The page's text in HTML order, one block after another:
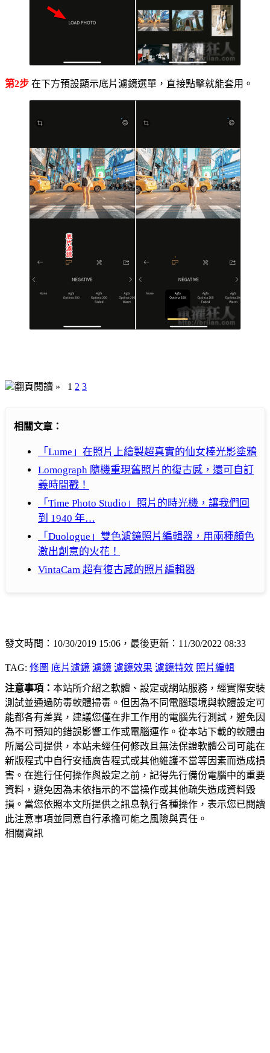
第2步 在下方預設顯示底片濾鏡選單，直接點擊就能套用。
翻頁閱讀 » 1 2 3
相關文章：
「Lume」在照片上繪製超真實的仙女棒光影塗鴉
Lomograph 隨機重現舊照片的復古感，還可自訂
義時間戳！
「Time Photo Studio」照片的時光機，讓我們回
到 1940 年…
「Duologue」雙色濾鏡照片編輯器，用兩種顏色
激出創意的火花！
VintaCam 超有復古感的照片編輯器
發文時間：10/30/2019 15:06，最後更新：11/30/2022 08:33
TAG: 修圖 底片濾鏡 濾鏡 濾鏡效果 濾鏡特效 照片編輯
注意事項： 本站所介紹之軟體、設定或網站服務，經實際安裝
測試並通過防毒軟體掃毒。但因為不同電腦環境與軟體設定可
能都各有差異，建議您僅在非工作用的電腦先行測試，避免因
為不可預知的錯誤影響工作或電腦運作。從本站下載的軟體由
所屬公司提供，本站未經任何修改且無法保證軟體公司可能在
新版程式中自行安插廣告程式或其他維護不當等因素而造成損
害。在進行任何操作與設定之前，記得先行備份電腦中的重要
資料，避免因為未依指示的不當操作或其他疏失造成資料毀
損。當您依照本文所提供之訊息執行各種操作，表示您已閱讀
此注意事項並同意自行承擔可能之風險與責任。
相關資訊